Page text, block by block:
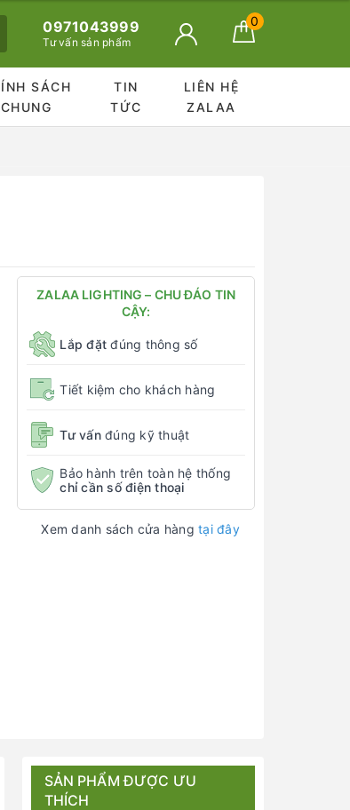
0971043999
Tư vấn sản phẩm
0
SÁCH
CHUNG
TIN
TỨC
LIÊN HỆ
ZALAA
ZALAA LIGHTING – CHU ĐÁO TIN
CẬY:
Lắp đặt đúng thông số
Tiết kiệm cho khách hàng
Tư vấnđúng kỹ thuật
Bảo hành trên toàn hệ thống
chỉ cần số điện thoại
Xem danh sách cửa hàngtại đây
SẢN PHẨM ĐƯỢC ƯU
THÍCH